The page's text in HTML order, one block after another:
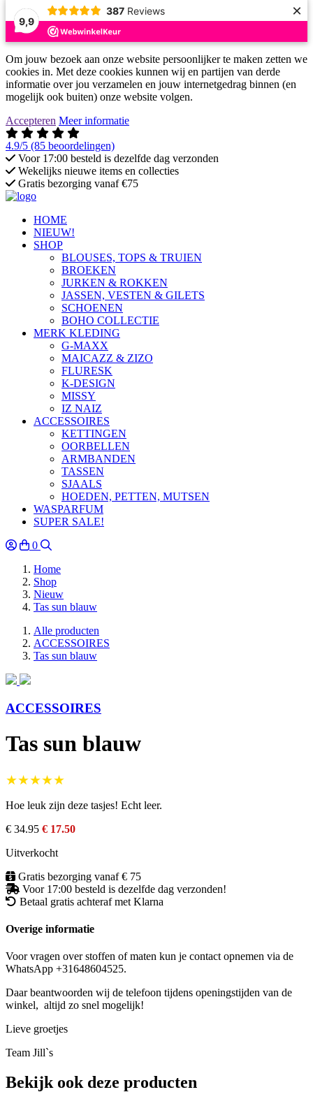
9,9
387 Reviews ×
Om jouw bezoek aan onze website persoonlijker te maken zetten we
cookies in. Met deze cookies kunnen wij en partijen van derde
informatie over jou verzamelen en jouw internetgedrag binnen (en
mogelijk ook buiten) onze website volgen.
Accepteren Meer informatie
4.9/5 (85 beoordelingen)
Voor 17:00 besteld is dezelfde dag verzonden
Wekelijks nieuwe items en collecties
Gratis bezorging vanaf €75
HOME
NIEUW!
SHOP
BLOUSES, TOPS & TRUIEN
BROEKEN
JURKEN & ROKKEN
JASSEN, VESTEN & GILETS
SCHOENEN
BOHO COLLECTIE
MERK KLEDING
G-MAXX
MAICAZZ & ZIZO
FLURESK
K-DESIGN
MISSY
IZ NAIZ
ACCESSOIRES
KETTINGEN
OORBELLEN
ARMBANDEN
TASSEN
SJAALS
HOEDEN, PETTEN, MUTSEN
WASPARFUM
SUPER SALE!
0
Home
Shop
Nieuw
Tas sun blauw
Alle producten
ACCESSOIRES
Tas sun blauw
ACCESSOIRES
Tas sun blauw
★★★★★
Hoe leuk zijn deze tasjes! Echt leer.
€ 34.95 € 17.50
Uitverkocht
Gratis bezorging vanaf € 75
Voor 17:00 besteld is dezelfde dag verzonden!
Betaal gratis achteraf met Klarna
Overige informatie
Voor vragen over stoffen of maten kun je contact opnemen via de
WhatsApp +31648604525.
Daar beantwoorden wij de telefoon tijdens openingstijden van de
winkel, altijd zo snel mogelijk!
Lieve groetjes
Team Jill`s
Bekijk ook deze producten